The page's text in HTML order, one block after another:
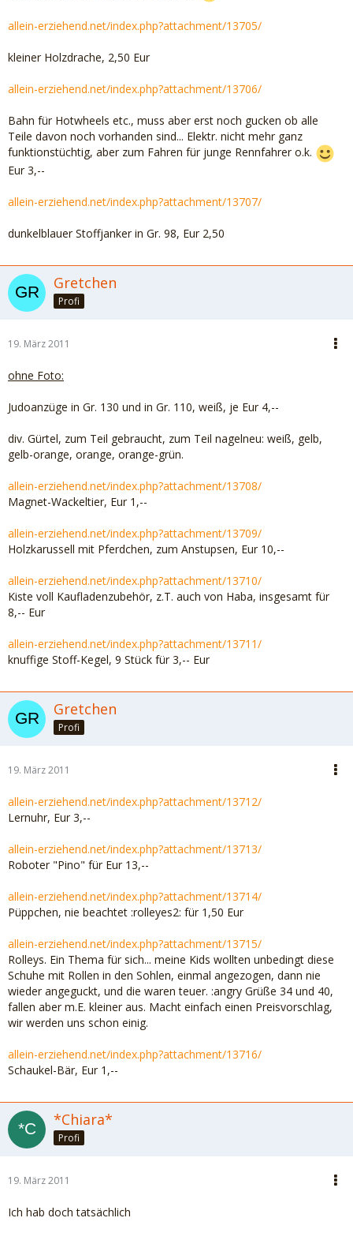
allein-erziehend.net/index.php?attachment/13705/
kleiner Holzdrache, 2,50 Eur
allein-erziehend.net/index.php?attachment/13706/
Bahn für Hotwheels etc., muss aber erst noch gucken ob alle
Teile davon noch vorhanden sind... Elektr. nicht mehr ganz
funktionstüchtig, aber zum Fahren für junge Rennfahrer o.k.
Eur 3,--
allein-erziehend.net/index.php?attachment/13707/
dunkelblauer Stoffjanker in Gr. 98, Eur 2,50
Gretchen
Profi
19. März 2011
ohne Foto:
Judoanzüge in Gr. 130 und in Gr. 110, weiß, je Eur 4,--
div. Gürtel, zum Teil gebraucht, zum Teil nagelneu: weiß, gelb,
gelb-orange, orange, orange-grün.
allein-erziehend.net/index.php?attachment/13708/
Magnet-Wackeltier, Eur 1,--
allein-erziehend.net/index.php?attachment/13709/
Holzkarussell mit Pferdchen, zum Anstupsen, Eur 10,--
allein-erziehend.net/index.php?attachment/13710/
Kiste voll Kaufladenzubehör, z.T. auch von Haba, insgesamt für
8,-- Eur
allein-erziehend.net/index.php?attachment/13711/
knuffige Stoff-Kegel, 9 Stück für 3,-- Eur
Gretchen
Profi
19. März 2011
allein-erziehend.net/index.php?attachment/13712/
Lernuhr, Eur 3,--
allein-erziehend.net/index.php?attachment/13713/
Roboter "Pino" für Eur 13,--
allein-erziehend.net/index.php?attachment/13714/
Püppchen, nie beachtet :rolleyes2: für 1,50 Eur
allein-erziehend.net/index.php?attachment/13715/
Rolleys. Ein Thema für sich... meine Kids wollten unbedingt diese
Schuhe mit Rollen in den Sohlen, einmal angezogen, dann nie
wieder angeguckt, und die waren teuer. :angry Grüße 34 und 40,
fallen aber m.E. kleiner aus. Macht einfach einen Preisvorschlag,
wir werden uns schon einig.
allein-erziehend.net/index.php?attachment/13716/
Schaukel-Bär, Eur 1,--
*Chiara*
Profi
19. März 2011
Ich hab doch tatsächlich